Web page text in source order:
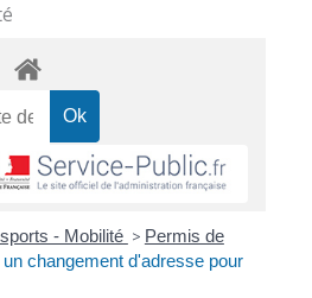
- Mobilité > Permis de
changement d'adresse pour